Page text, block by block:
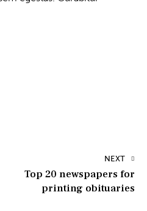
NEXT
Top 20 newspapers for
printing obituaries